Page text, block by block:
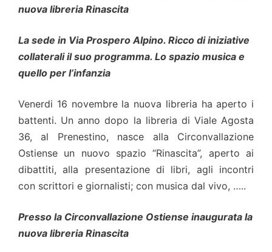
nuova libreria Rinascita
La sede in Via Prospero Alpino. Ricco di iniziative
collaterali il suo programma. Lo spazio musica e
quello per l’infanzia
Venerdi 16 novembre la nuova libreria ha aperto i
battenti. Un anno dopo la libreria di Viale Agosta
36, al Prenestino, nasce alla Circonvallazione
Ostiense un nuovo spazio “Rinascita”, aperto ai
dibattiti, alla presentazione di libri, agli incontri
con scrittori e giornalisti; con musica dal vivo, …..
Presso la Circonvallazione Ostiense inaugurata la
nuova libreria Rinascita